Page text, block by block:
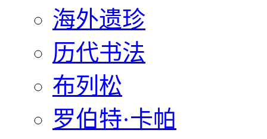
海外遗珍
历代书法
布列松
罗伯特·卡帕